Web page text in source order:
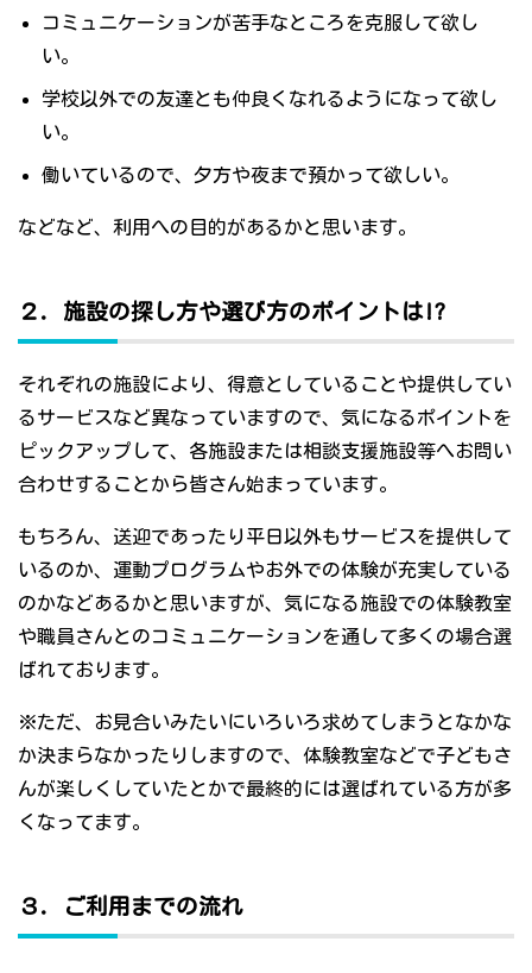
コミュニケーションが苦手なところを克服して欲し
い。
学校以外での友達とも仲良くなれるようになって欲し
い。
働いているので、夕方や夜まで預かって欲しい。
などなど、利用への目的があるかと思います。
２．施設の探し方や選び方のポイントは!?
それぞれの施設により、得意としていることや提供してい
るサービスなど異なっていますので、気になるポイントを
ピックアップして、各施設または相談支援施設等へお問い
合わせすることから皆さん始まっています。
もちろん、送迎であったり平日以外もサービスを提供して
いるのか、運動プログラムやお外での体験が充実している
のかなどあるかと思いますが、気になる施設での体験教室
や職員さんとのコミュニケーションを通して多くの場合選
ばれております。
※ただ、お見合いみたいにいろいろ求めてしまうとなかな
か決まらなかったりしますので、体験教室などで子どもさ
んが楽しくしていたとかで最終的には選ばれている方が多
くなってます。
３．ご利用までの流れ